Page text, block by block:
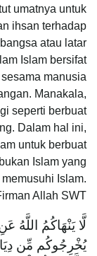
umatnya untuk
ihsan terhadap
atau latar
Islam bersifat
manusia
Manakala,
seperti berbuat
Dalam hal ini,
untuk berbuat
Islam yang
Islam.
Allah SWT:
لَّا يَنْهَاكُمُ اللَّهُ
يُخْرِجُوكُم مِّن